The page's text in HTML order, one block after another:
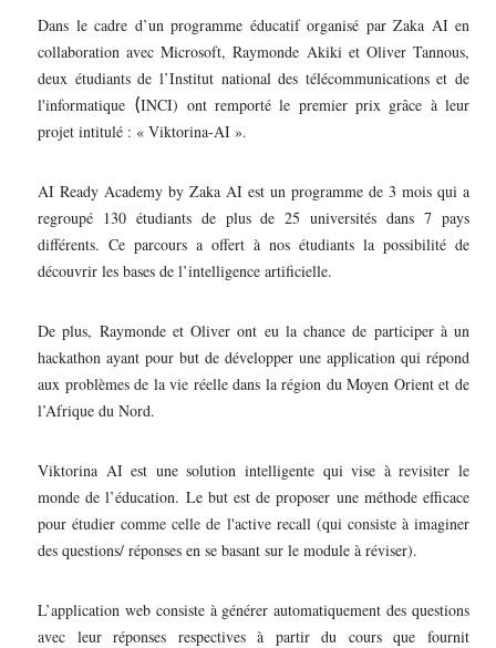
Dans le cadre d’un programme éducatif organisé par Zaka AI en
collaboration avec Microsoft, Raymonde Akiki et Oliver Tannous,
deux étudiants de l’Institut national des télécommunications et de
l'informatique (INCI) ont remporté le premier prix grâce à leur
projet intitulé : « Viktorina-AI ».
AI Ready Academy by Zaka AI est un programme de 3 mois qui a
regroupé 130 étudiants de plus de 25 universités dans 7 pays
différents. Ce parcours a offert à nos étudiants la possibilité de
découvrir les bases de l’intelligence artificielle.
De plus, Raymonde et Oliver ont eu la chance de participer à un
hackathon ayant pour but de développer une application qui répond
aux problèmes de la vie réelle dans la région du Moyen Orient et de
l’Afrique du Nord.
Viktorina AI est une solution intelligente qui vise à revisiter le
monde de l’éducation. Le but est de proposer une méthode efficace
pour étudier comme celle de l'active recall (qui consiste à imaginer
des questions/ réponses en se basant sur le module à réviser).
L’application web consiste à générer automatiquement des questions
avec leur réponses respectives à partir du cours que fournit